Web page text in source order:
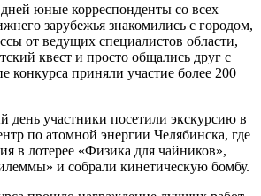
юные корреспонденты со всех
зарубежья знакомились с городом,
от ведущих специалистов области,
квест и просто общались друг с
конкурса приняли участие более 200
день участники посетили экскурсию в
по атомной энергии Челябинска, где
в лотерее «Физика для чайников»,
и собрали кинетическую бомбу.